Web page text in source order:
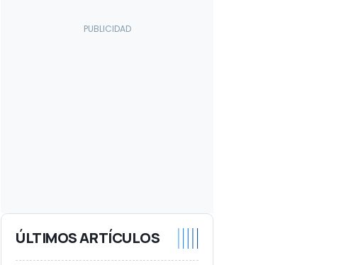
ÚLTIMOS ARTÍCULOS